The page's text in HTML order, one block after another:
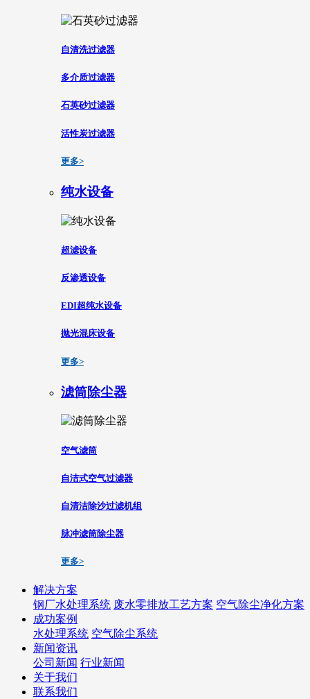
自清洗过滤器
多介质过滤器
石英砂过滤器
活性炭过滤器
更多>
纯水设备
超滤设备
反渗透设备
EDI超纯水设备
抛光混床设备
更多>
滤筒除尘器
空气滤筒
自洁式空气过滤器
自清洁除沙过滤机组
脉冲滤筒除尘器
更多>
解决方案
钢厂水处理系统 废水零排放工艺方案 空气除尘净化方案
成功案例
水处理系统 空气除尘系统
新闻资讯
公司新闻 行业新闻
关于我们
联系我们